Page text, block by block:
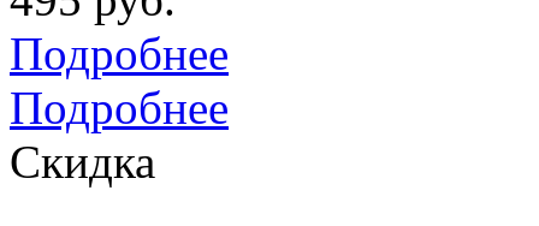
Подробнее
Подробнее
Скидка